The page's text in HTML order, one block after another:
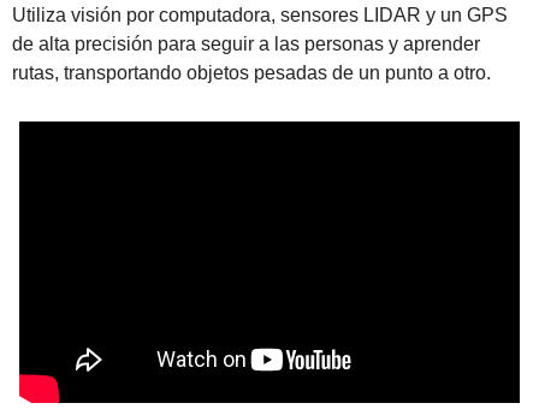
Utiliza visión por computadora, sensores LIDAR y un GPS
de alta precisión para seguir a las personas y aprender
rutas, transportando objetos pesadas de un punto a otro.